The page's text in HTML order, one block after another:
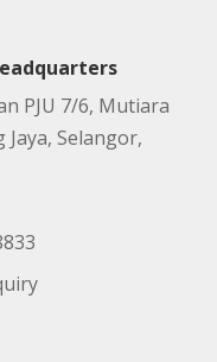
PJU 7/6, Mutiara
Selangor,